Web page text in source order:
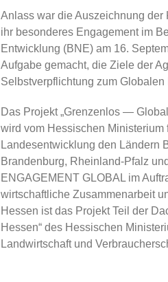
Anlass war die Auszeichnung
ihr besonderes Engagement im
Entwicklung (BNE) am 16.
Aufgabe gemacht, die Ziele der
Selbstverpflichtung zum
Das Projekt „Grenzenlos —
wird vom Hessischen Ministerium
Landesentwicklung den Ländern
Brandenburg, Rheinland-Pfalz
ENGAGEMENT GLOBAL im
wirtschaftliche Zusammenarbeit
Hessen ist das Projekt Teil der
Hessen“ des Hessischen
Landwirtschaft und